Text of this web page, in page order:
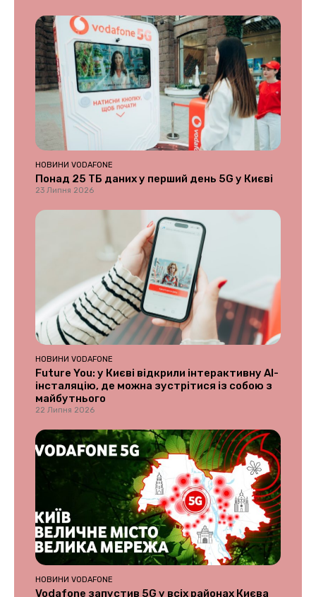
НОВИНИ VODAFONE
Понад 25 ТБ даних у перший день 5G у Києві
23 Липня 2026
НОВИНИ VODAFONE
Future You: у Києві відкрили інтерактивну AI-
інсталяцію, де можна зустрітися із собою з
майбутнього
22 Липня 2026
НОВИНИ VODAFONE
Vodafone запустив 5G у всіх районах Києва